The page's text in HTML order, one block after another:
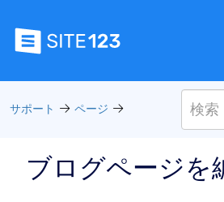
サポート ページ
ブログページを